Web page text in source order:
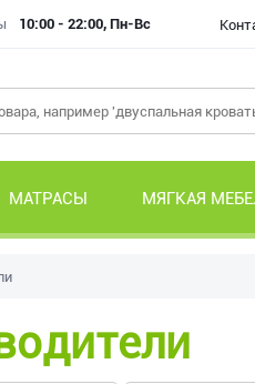
10:00 - 22:00, Пн-Вс
МАТРАСЫ МЯГКАЯ